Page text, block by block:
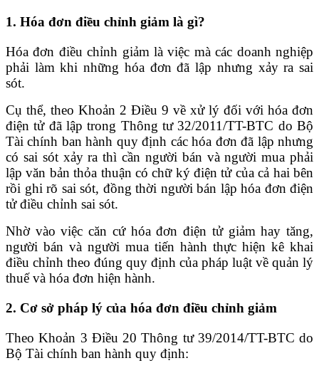
1. Hóa đơn điều chỉnh giảm là gì?
Hóa đơn điều chỉnh giảm là việc mà các doanh nghiệp
phải làm khi những hóa đơn đã lập nhưng xảy ra sai
sót.
Cụ thể, theo Khoản 2 Điều 9 về xử lý đối với hóa đơn
điện tử đã lập trong Thông tư 32/2011/TT-BTC do Bộ
Tài chính ban hành quy định các hóa đơn đã lập nhưng
có sai sót xảy ra thì cần người bán và người mua phải
lập văn bản thỏa thuận có chữ ký điện tử của cả hai bên
rồi ghi rõ sai sót, đồng thời người bán lập hóa đơn điện
tử điều chỉnh sai sót.
Nhờ vào việc căn cứ hóa đơn điện tử giảm hay tăng,
người bán và người mua tiến hành thực hiện kê khai
điều chỉnh theo đúng quy định của pháp luật về quản lý
thuế và hóa đơn hiện hành.
2. Cơ sở pháp lý của hóa đơn điều chỉnh giảm
Theo Khoản 3 Điều 20 Thông tư 39/2014/TT-BTC do
Bộ Tài chính ban hành quy định: